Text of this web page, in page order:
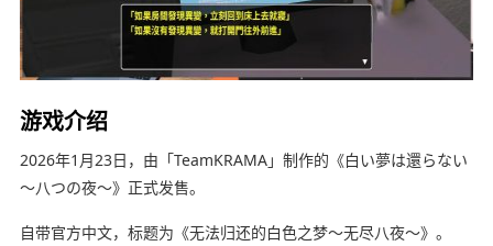
游戏介绍
2026年1月23日，由「TeamKRAMA」制作的《白い夢は還らない
～八つの夜～》正式发售。
自带官方中文，标题为《无法归还的白色之梦～无尽八夜～》。